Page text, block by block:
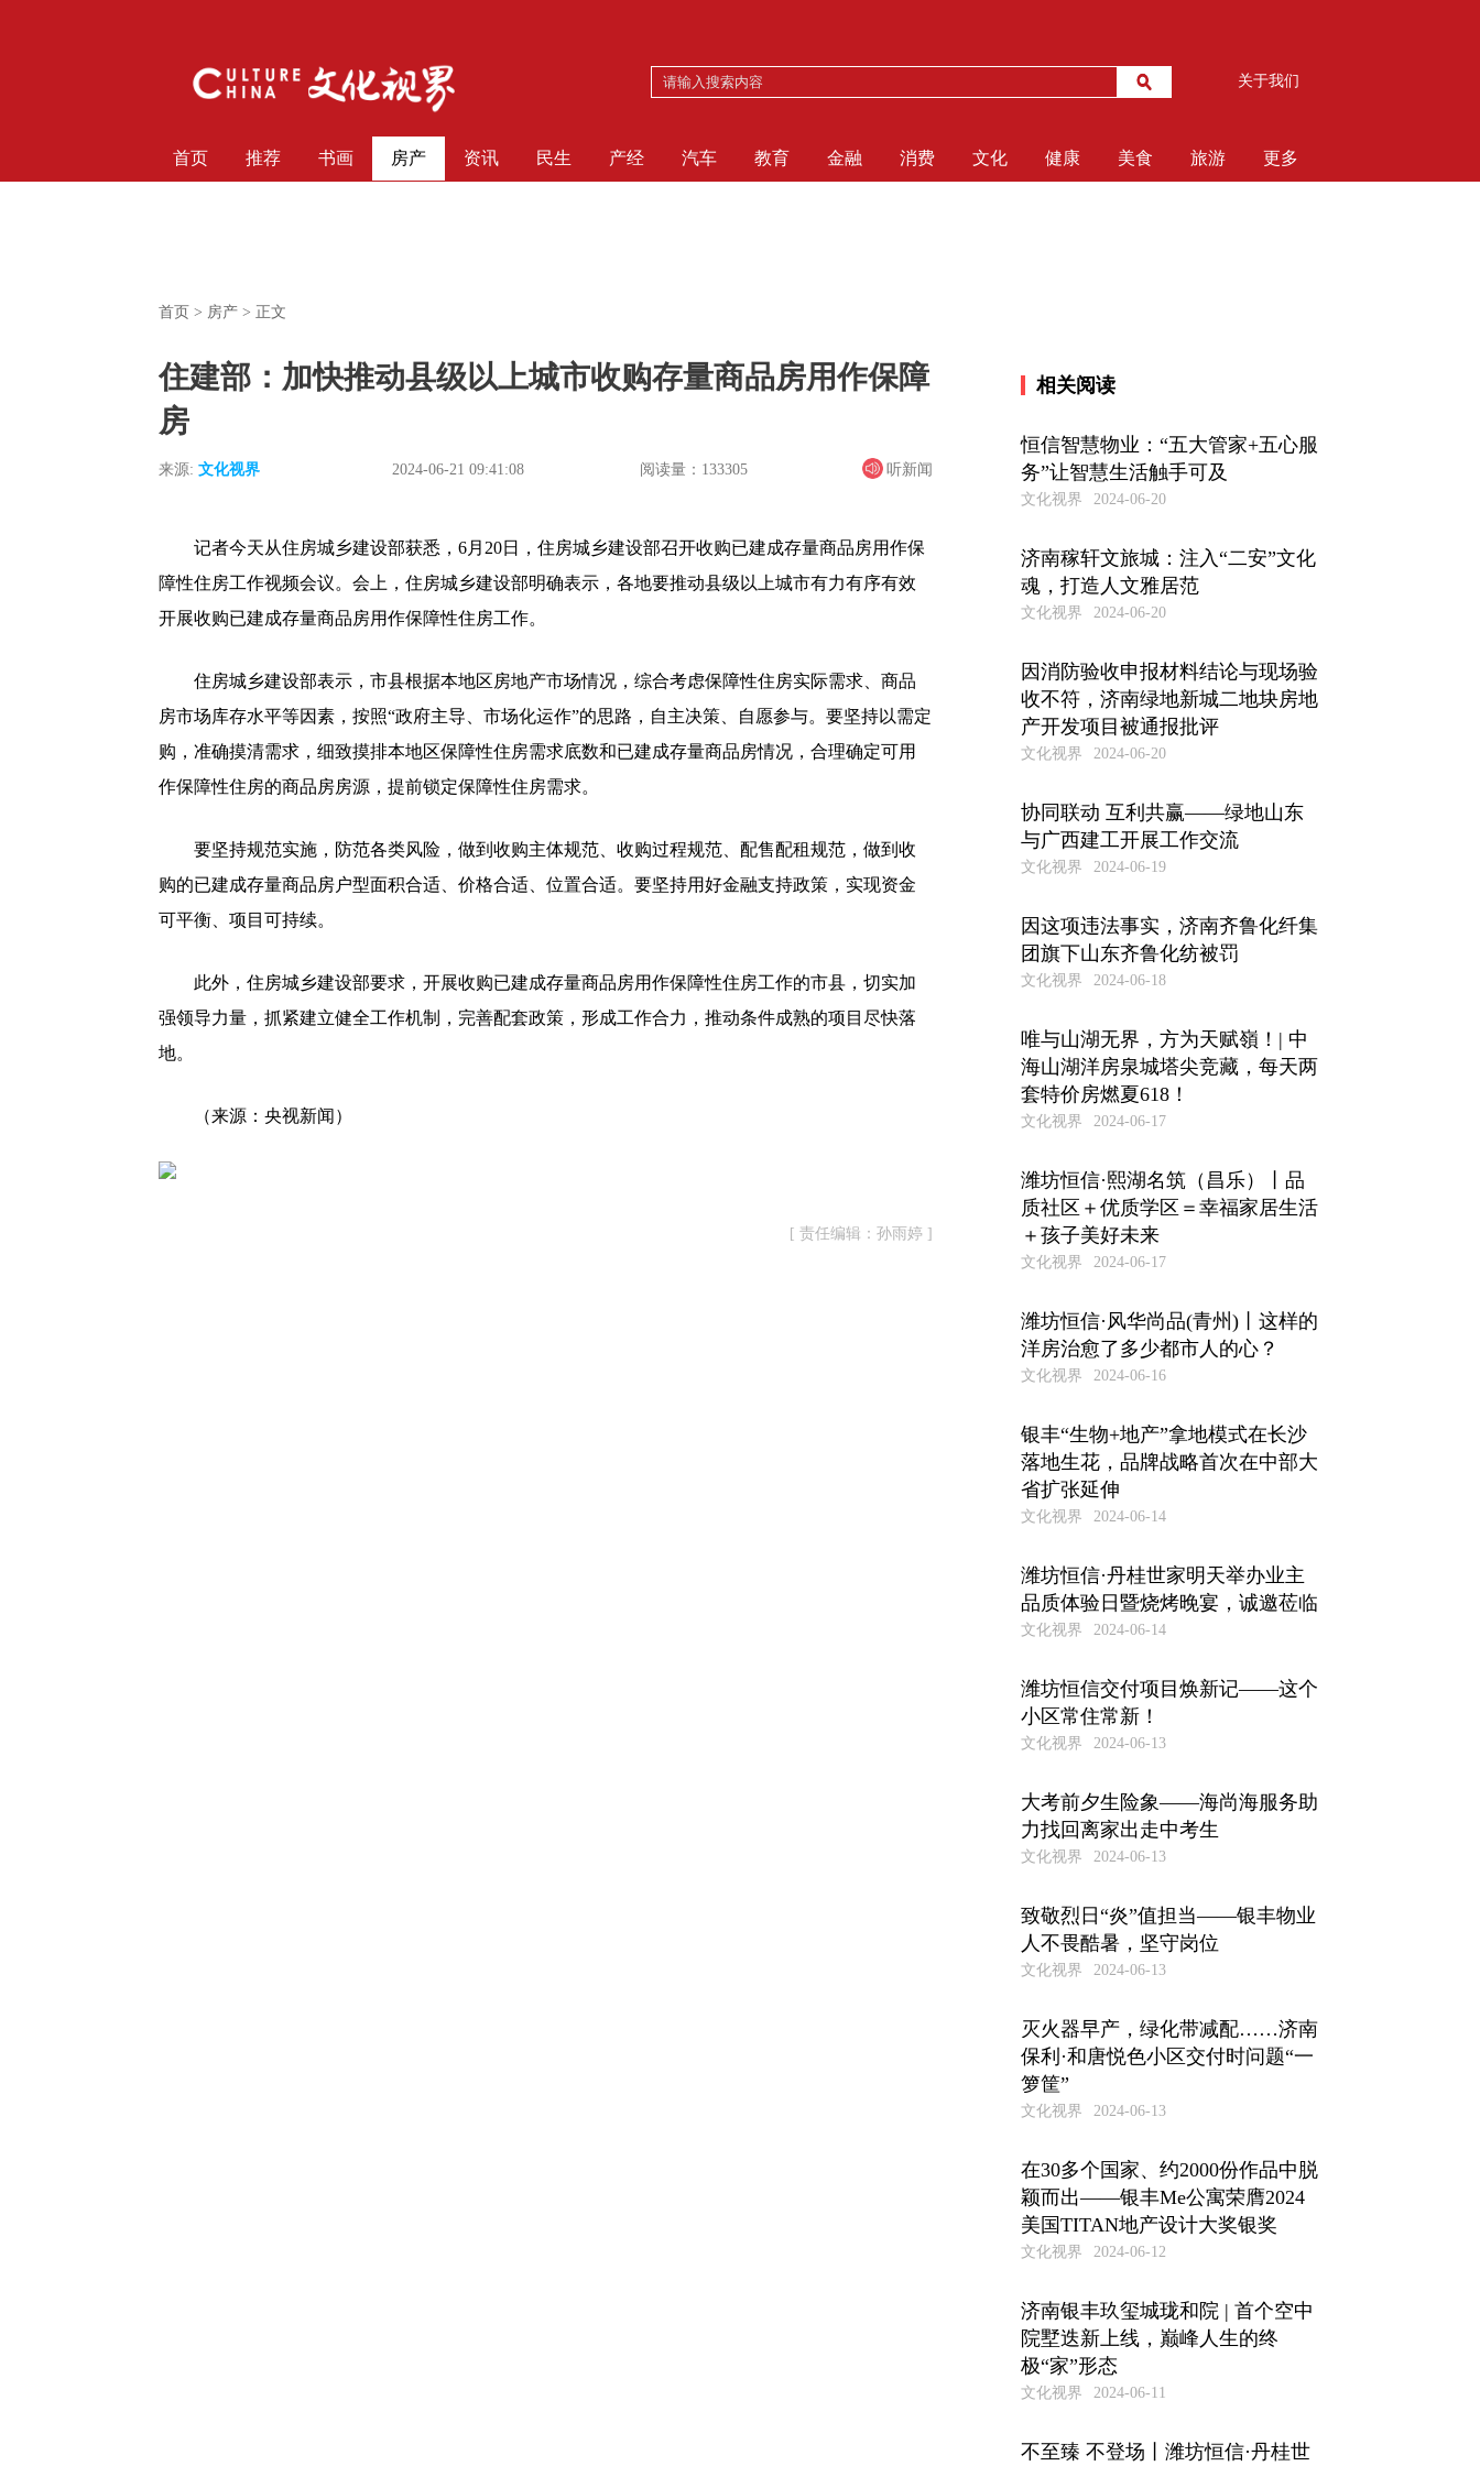
关于我们
首页 推荐 书画 房产 资讯 民生 产经 汽车 教育 金融 消费 文化 健康 美食 旅游 更多
首页 > 房产 > 正文
住建部：加快推动县级以上城市收购存量商品房用作保障
房
来源: 文化视界 2024-06-21 09:41:08 阅读量：133305 听新闻
记者今天从住房城乡建设部获悉，6月20日，住房城乡建设部召开收购已建成存量商品房用作保
障性住房工作视频会议。会上，住房城乡建设部明确表示，各地要推动县级以上城市有力有序有效
开展收购已建成存量商品房用作保障性住房工作。
住房城乡建设部表示，市县根据本地区房地产市场情况，综合考虑保障性住房实际需求、商品
房市场库存水平等因素，按照“政府主导、市场化运作”的思路，自主决策、自愿参与。要坚持以需定
购，准确摸清需求，细致摸排本地区保障性住房需求底数和已建成存量商品房情况，合理确定可用
作保障性住房的商品房房源，提前锁定保障性住房需求。
要坚持规范实施，防范各类风险，做到收购主体规范、收购过程规范、配售配租规范，做到收
购的已建成存量商品房户型面积合适、价格合适、位置合适。要坚持用好金融支持政策，实现资金
可平衡、项目可持续。
此外，住房城乡建设部要求，开展收购已建成存量商品房用作保障性住房工作的市县，切实加
强领导力量，抓紧建立健全工作机制，完善配套政策，形成工作合力，推动条件成熟的项目尽快落
地。
（来源：央视新闻）
[ 责任编辑：孙雨婷 ]
相关阅读
恒信智慧物业：“五大管家+五心服
务”让智慧生活触手可及
文化视界 2024-06-20
济南稼轩文旅城：注入“二安”文化
魂，打造人文雅居范
文化视界 2024-06-20
因消防验收申报材料结论与现场验
收不符，济南绿地新城二地块房地
产开发项目被通报批评
文化视界 2024-06-20
协同联动 互利共赢——绿地山东
与广西建工开展工作交流
文化视界 2024-06-19
因这项违法事实，济南齐鲁化纤集
团旗下山东齐鲁化纺被罚
文化视界 2024-06-18
唯与山湖无界，方为天赋嶺！| 中
海山湖洋房泉城塔尖竞藏，每天两
套特价房燃夏618！
文化视界 2024-06-17
潍坊恒信·熙湖名筑（昌乐）丨品
质社区＋优质学区＝幸福家居生活
＋孩子美好未来
文化视界 2024-06-17
潍坊恒信·风华尚品(青州)丨这样的
洋房治愈了多少都市人的心？
文化视界 2024-06-16
银丰“生物+地产”拿地模式在长沙
落地生花，品牌战略首次在中部大
省扩张延伸
文化视界 2024-06-14
潍坊恒信·丹桂世家明天举办业主
品质体验日暨烧烤晚宴，诚邀莅临
文化视界 2024-06-14
潍坊恒信交付项目焕新记——这个
小区常住常新！
文化视界 2024-06-13
大考前夕生险象——海尚海服务助
力找回离家出走中考生
文化视界 2024-06-13
致敬烈日“炎”值担当——银丰物业
人不畏酷暑，坚守岗位
文化视界 2024-06-13
灭火器早产，绿化带减配……济南
保利·和唐悦色小区交付时问题“一
箩筐”
文化视界 2024-06-13
在30多个国家、约2000份作品中脱
颖而出——银丰Me公寓荣膺2024
美国TITAN地产设计大奖银奖
文化视界 2024-06-12
济南银丰玖玺城珑和院 | 首个空中
院墅迭新上线，巅峰人生的终
极“家”形态
文化视界 2024-06-11
不至臻 不登场丨潍坊恒信·丹桂世